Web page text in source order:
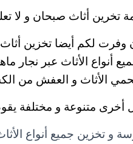
أثاث صبحان و لا
لكم أيضا تخزين أثاث
أنواع الأثاث عبر نجار
الأثاث و العفش من
أخرى متنوعة و مختلفة
و تخزين جميع أنواع